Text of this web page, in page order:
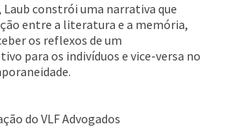
constrói uma narrativa que
entre a literatura e a memória,
os reflexos de um
para os indivíduos e vice-versa no
do VLF Advogados